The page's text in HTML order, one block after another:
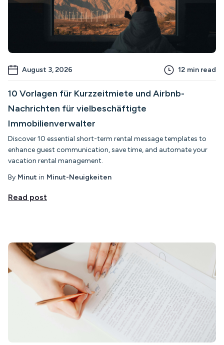
August 3, 2026 12 min read
10 Vorlagen für Kurzzeitmiete und Airbnb-
Nachrichten für vielbeschäftigte
Immobilienverwalter
Discover 10 essential short-term rental message templates to
enhance guest communication, save time, and automate your
vacation rental management.
By Minut in Minut-Neuigkeiten
Read post